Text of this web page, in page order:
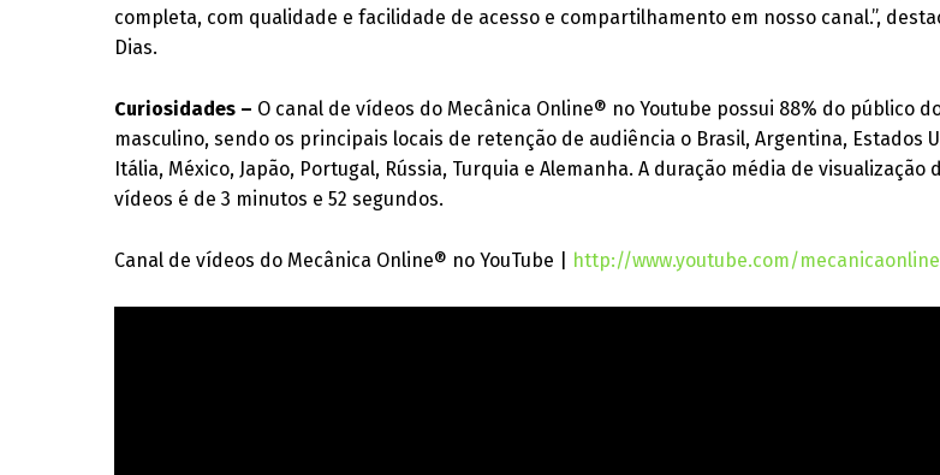
completa, com qualidade e facilidade de acesso e compartilhamento em nosso canal.”,
Dias.
Curiosidades – O canal de vídeos do Mecânica Online® no Youtube possui 88% do público
masculino, sendo os principais locais de retenção de audiência o Brasil, Argentina, Estados
Itália, México, Japão, Portugal, Rússia, Turquia e Alemanha. A duração média de visualização
vídeos é de 3 minutos e 52 segundos.
Canal de vídeos do Mecânica Online® no YouTube | http://www.youtube.com/mecanicaonline